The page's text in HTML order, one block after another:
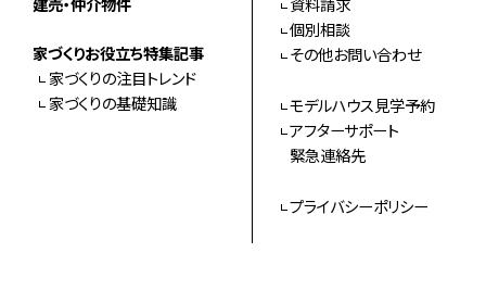
建売・仲介物件
家づくりお役立ち特集記事
家づくりの注目トレンド
家づくりの基礎知識
資料請求
個別相談
その他お問い合わせ
モデルハウス見学予約
アフターサポート
緊急連絡先
プライバシーポリシー